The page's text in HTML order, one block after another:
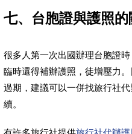
七、台胞證與護照
很多人第一次出國辦理台胞證
臨時還得補辦護照，徒增壓力
過期，建議可以一併找旅行社
續。